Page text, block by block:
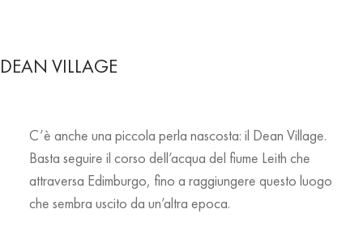
DEAN VILLAGE
C’è anche una piccola perla nascosta: il Dean Village.
Basta seguire il corso dell’acqua del fiume Leith che
attraversa Edimburgo, fino a raggiungere questo luogo
che sembra uscito da un’altra epoca.